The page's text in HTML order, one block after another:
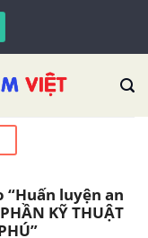
luyện an
KỸ THUẬT